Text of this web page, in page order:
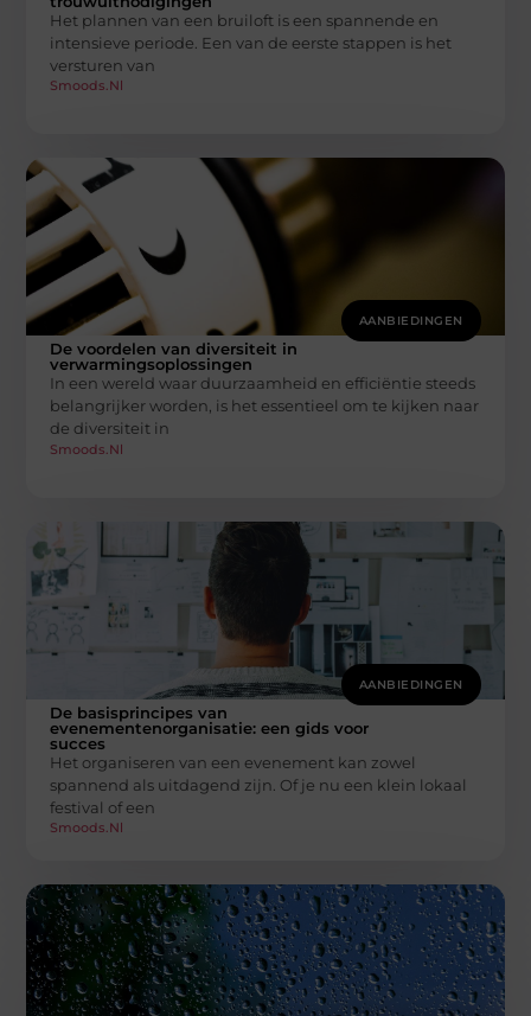
Het plannen van een bruiloft is een spannende en
intensieve periode. Een van de eerste stappen is het
versturen van
Smoods.nl
AANBIEDINGEN
De voordelen van diversiteit in
verwarmingsoplossingen
In een wereld waar duurzaamheid en efficiëntie steeds
belangrijker worden, is het essentieel om te kijken naar
de diversiteit in
Smoods.nl
AANBIEDINGEN
De basisprincipes van
evenementenorganisatie: een gids voor
succes
Het organiseren van een evenement kan zowel
spannend als uitdagend zijn. Of je nu een klein lokaal
festival of een
Smoods.nl